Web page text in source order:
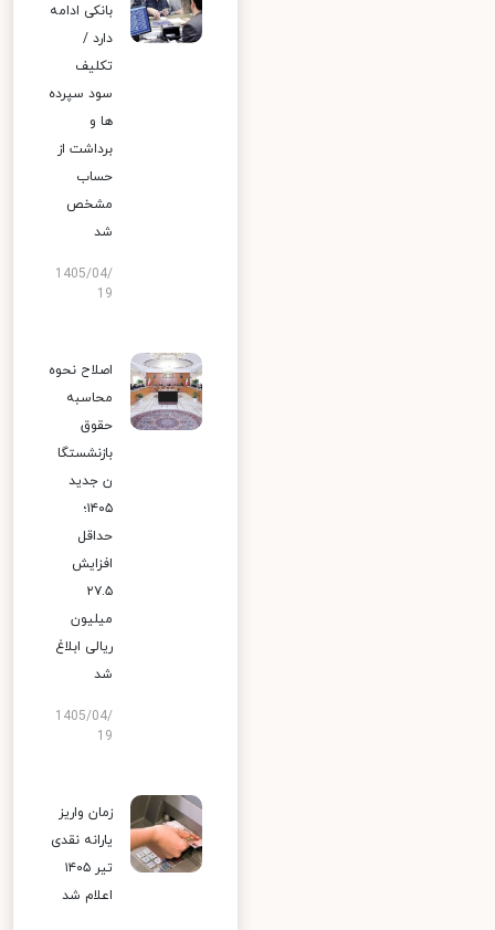
بانکی ادامه
دارد /
تکلیف
سود سپرده
ها و
برداشت از
حساب
مشخص
شد
1405/04/
19
اصلاح نحوه
محاسبه
حقوق
بازنشستگا
ن جدید
۱۴۰۵؛
حداقل
افزایش
۲۷.۵
میلیون
ریالی ابلاغ
شد
1405/04/
19
زمان واریز
یارانه نقدی
تیر ۱۴۰۵
اعلام شد